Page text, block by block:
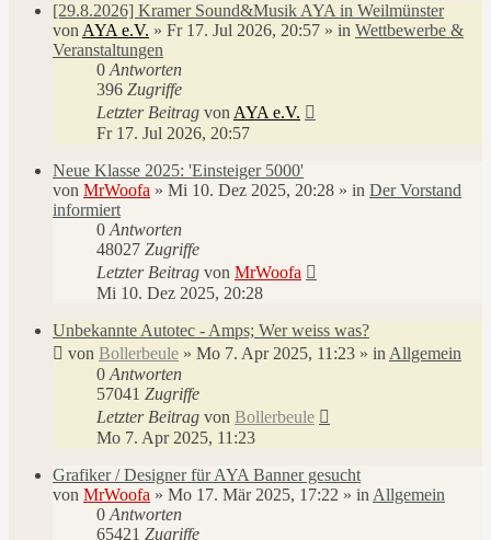
[29.8.2026] Kramer Sound&Musik AYA in Weilmünster
von AYA e.V. » Fr 17. Jul 2026, 20:57 » in Wettbewerbe &
Veranstaltungen
0 Antworten
396 Zugriffe
Letzter Beitrag von AYA e.V.
Fr 17. Jul 2026, 20:57
Neue Klasse 2025: 'Einsteiger 5000'
von MrWoofa » Mi 10. Dez 2025, 20:28 » in Der Vorstand
informiert
0 Antworten
48027 Zugriffe
Letzter Beitrag von MrWoofa
Mi 10. Dez 2025, 20:28
Unbekannte Autotec - Amps; Wer weiss was?
von Bollerbeule » Mo 7. Apr 2025, 11:23 » in Allgemein
0 Antworten
57041 Zugriffe
Letzter Beitrag von Bollerbeule
Mo 7. Apr 2025, 11:23
Grafiker / Designer für AYA Banner gesucht
von MrWoofa » Mo 17. Mär 2025, 17:22 » in Allgemein
0 Antworten
65421 Zugriffe